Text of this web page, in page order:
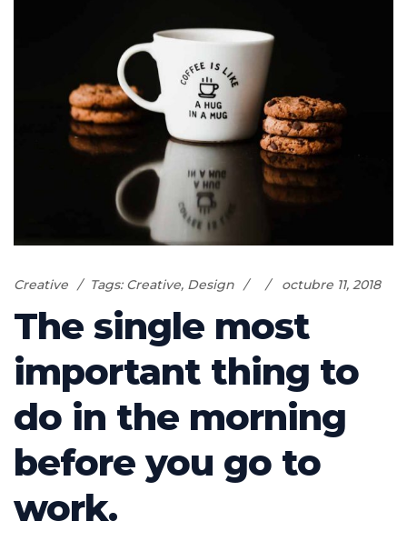
Creative Tags: Creative, Design octubre 11, 2018
The single most
important thing to
do in the morning
before you go to
work.